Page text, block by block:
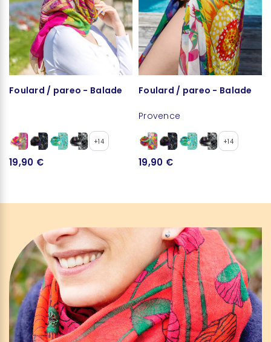
Foulard / pareo - Balade
+14
19,90 €
Foulard / pareo - Balade
Provence
+14
19,90 €